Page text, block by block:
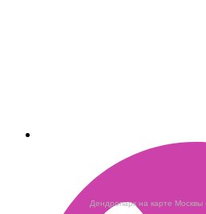
Дендропарк на карте